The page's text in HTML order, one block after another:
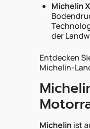
Michelin
der
Entdecken
Michelin-
Michelin ist